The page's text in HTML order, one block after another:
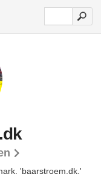
'baarstroem.dk.'